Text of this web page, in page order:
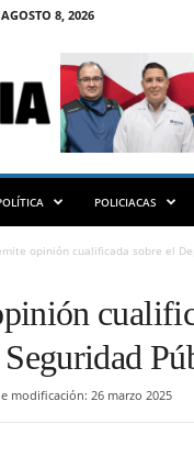
8, 2026
POLICIACAS
opinión cualificada sobre el
modificación: 26 marzo 2025